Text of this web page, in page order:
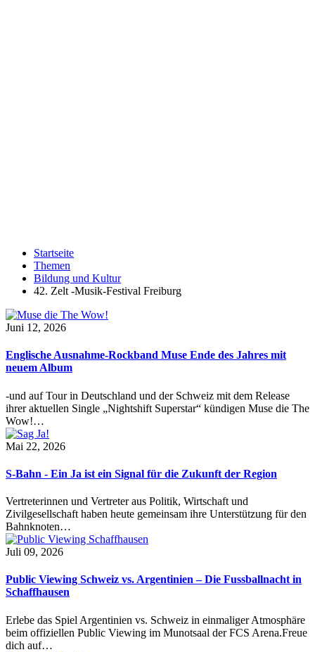
Startseite
Themen
Bildung und Kultur
42. Zelt -Musik-Festival Freiburg
Juni 12, 2026
Englische Ausnahme-Rockband Muse Ende des Jahres mit
neuem Album
-und auf Tour in Deutschland und der Schweiz mit dem Release
ihrer aktuellen Single „Nightshift Superstar“ kündigen Muse die The
Wow!…
Mai 22, 2026
S-Bahn - Ein Ja ist ein Signal für die Zukunft der Region
Vertreterinnen und Vertreter aus Politik, Wirtschaft und
Zivilgesellschaft haben heute gemeinsam ihre Unterstützung für den
Bahnknoten…
Juli 09, 2026
Public Viewing Schweiz vs. Argentinien – Die Fussballnacht in
Schaffhausen
Erlebe das Spiel Argentinien vs. Schweiz in einmaliger Atmosphäre
beim offiziellen Public Viewing im Munotsaal der FCS Arena.Freue
dich auf…